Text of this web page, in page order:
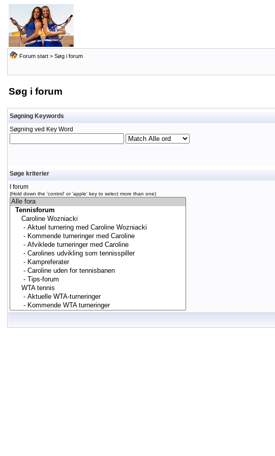
Forum start> Søg i forum
Søg i forum
Søgning Keywords
Søgning ved Key Word
Søge kriterier
I forum
(Hold down the 'control' or 'apple' key to select more than one)